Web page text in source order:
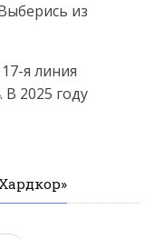
из
я линия
В 2025 году